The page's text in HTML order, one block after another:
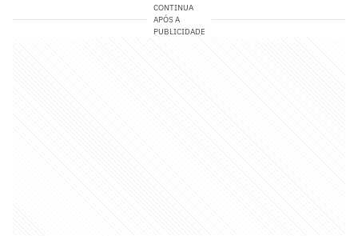
CONTINUA
APÓS A
PUBLICIDADE